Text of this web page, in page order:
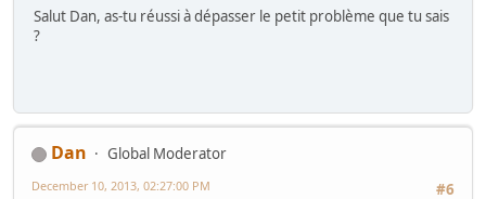
Salut Dan, as-tu réussi à dépasser le petit problème que tu sais
?
Dan
Global Moderator
#6
December 10, 2013, 02:27:00 PM